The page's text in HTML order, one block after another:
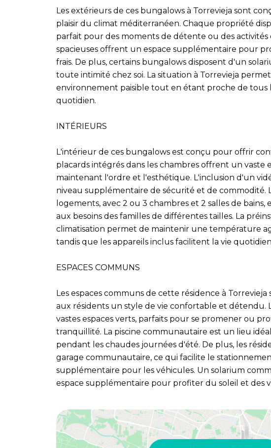
Les extérieurs de ces bungalows à Torrevieja sont
plaisir du climat méditerranéen. Chaque propriété
parfait pour des moments de détente ou des activités
spacieuses offrent un espace supplémentaire pour
frais. De plus, certains bungalows disposent d'un
toute intimité chez soi. La situation à Torrevieja
environnement paisible tout en étant proche de tous
quotidien.
INTÉRIEURS
L'intérieur de ces bungalows est conçu pour offrir
placards intégrés dans les chambres offrent un vaste
maintenant l'ordre et l'esthétique. L'inclusion d'un
niveau supplémentaire de sécurité et de commodité.
logements, avec 2 ou 3 chambres et 2 salles de
aux besoins des familles de différentes tailles. La
climatisation permet de maintenir une température
tandis que les appareils inclus facilitent la vie
ESPACES COMMUNS
Les espaces communs de cette résidence à
aux résidents un style de vie confortable et détendu.
vastes espaces verts, parfaits pour se promener ou
tranquillité. La piscine communautaire est un lieu
pendant les chaudes journées d'été. De plus, les
garage communautaire, ce qui facilite le
supplémentaire pour les véhicules. Un solarium
espace supplémentaire pour profiter du soleil et des